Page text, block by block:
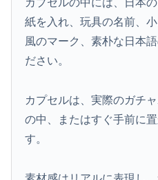
カプセルの中には、日本
紙を入れ、玩具の名前、
風のマーク、素朴な日本
ださい。
カプセルは、実際のガチ
の中、またはすぐ手前に
す。